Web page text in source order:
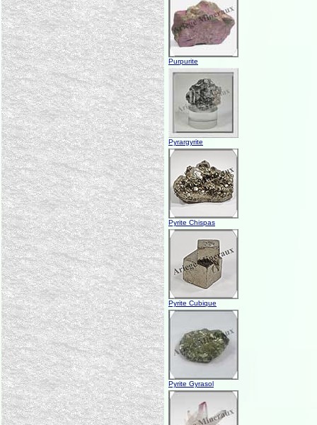
Purpurite
Pyrargyrite
Pyrite Chispas
Pyrite Cubique
Pyrite Gyrasol